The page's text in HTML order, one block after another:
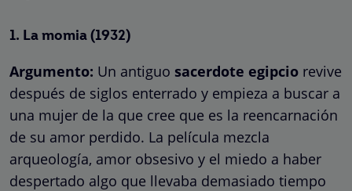
1. La momia (1932)
Argumento: Un antiguo sacerdote egipcio revive
después de siglos enterrado y empieza a buscar a
una mujer de la que cree que es la reencarnación
de su amor perdido. La película mezcla
arqueología, amor obsesivo y el miedo a haber
despertado algo que llevaba demasiado tiempo